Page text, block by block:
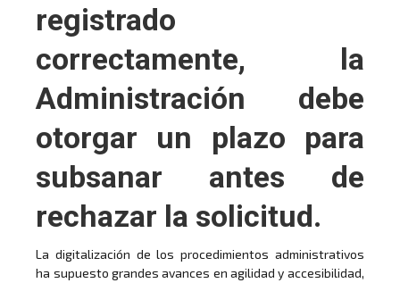
registrado
correctamente, la
Administración debe
otorgar un plazo para
subsanar antes de
rechazar la solicitud.
La digitalización de los procedimientos administrativos
ha supuesto grandes avances en agilidad y accesibilidad,